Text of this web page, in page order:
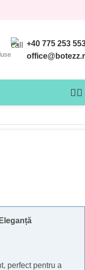
+40 775 253
perfect pentru a